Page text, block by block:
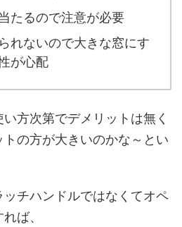
たるので注意が必要
れないので大きな窓にす
が心配
方次第でデメリットは無く
の方が大きいのかな～とい
チハンドルではなくてオペ
ば、